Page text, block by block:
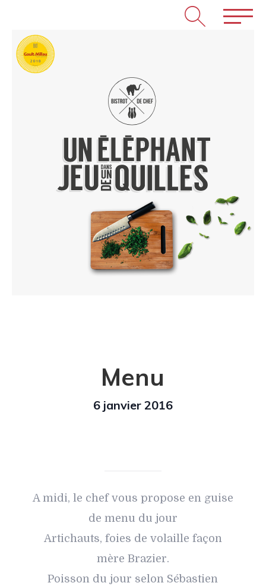
Menu
6 janvier 2016
A midi, le chef vous propose en guise
de menu du jour
Artichauts, foies de volaille façon
mère Brazier.
Poisson du jour selon Sébastien